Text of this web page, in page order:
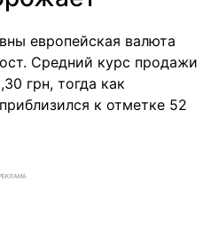
европейская валюта
Средний курс продажи
грн, тогда как
к отметке 52
РЕКЛАМА